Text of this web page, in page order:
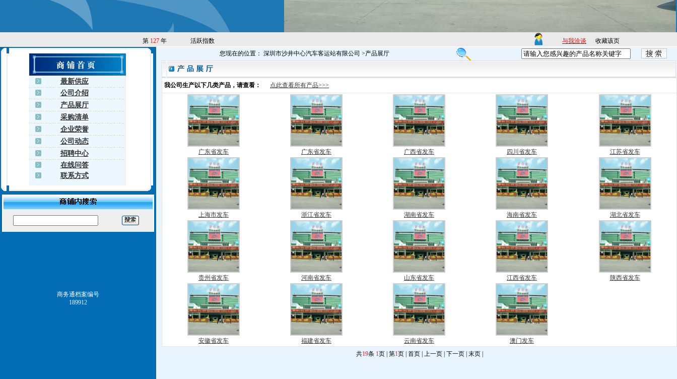
第 127 年 活跃指数 与我洽谈 收藏该页
最新供应
公司介绍
产品展厅
采购清单
企业荣誉
公司动态
招聘中心
在线问答
联系方式
商务通档案编号
189912
您现在的位置： 深圳市沙井中心汽车客运站有限公司 >产品展厅
我公司生产以下几类产品，请查看： 点此查看所有产品>>>
广东省发车 广东省发车 广西省发车 四川省发车 江苏省发车
上海市发车 浙江省发车 湖南省发车 海南省发车 湖北省发车
贵州省发车 河南省发车 山东省发车 江西省发车 陕西省发车
安徽省发车 福建省发车 云南省发车
澳门发车
共19条 1页 | 第1页 | 首页 | 上一页 | 下一页 | 末页 |